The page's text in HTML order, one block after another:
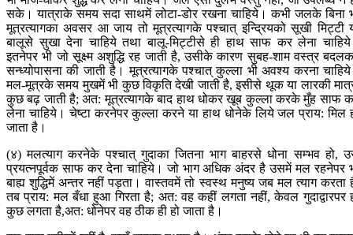
सके। यात्राके समय सदा साथमें लोटा-डोर रखना चाहिये। कभी जलके बिना
मूत्रत्यागका अवसर आ जाय तो मूत्रत्यागके पश्चात् इन्द्रियको सूखी मिट्टी
बालूसे सुखा देना चाहिये तथा बालू-मिट्टीसे ही हाथ साफ कर लेना
इतनेपर भी जो सूक्ष्म अशुद्धि रह जाती है, उसीके कारण सुबह-शाम वस्त्र
सन्ध्योपासना की जाती है। मूत्रत्यागके पश्चात् कुल्ला भी अवश्य करना
मल-मूत्रके समय मुखमें भी कुछ विकृति देखी जाती है, इसीसे थूक या लारकी
कुछ बढ़ जाती है; अत: मूत्रत्यागके बाद हाथ धोकर खूब कुल्ला करके मुँह साफ
लेना चाहिये। चेष्टा करनेपर कुल्ला करने या हाथ धोनेके लिये जल प्राय: मिल
जाता है।
(४) मलत्याग करनेके पश्चात् गुदाका जितना भाग बाहरसे धोना सम्भव हो,
प्रयत्नपूर्वक साफ कर देना चाहिये। जो भाग अधिक अंदर है उसमें मल रहनेपर
बाह्य शुद्धिमें अन्तर नहीं पड़ता। वास्तवमें तो स्वस्थ मनुष्य जब मल त्याग करता
तब प्राय: मल बँधा हुआ गिरता है; अत: वह कहीं लगता नहीं, केवल गुदाद्वारपर
कुछ लगता है,अत: धोनेपर वह ठीक ही हो जाता है।